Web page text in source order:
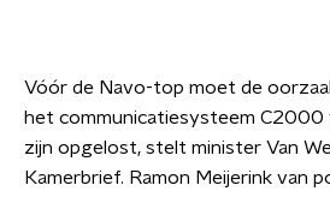
Vóór de Navo-top moet de
het communicatiesysteem C2000
zijn opgelost, stelt minister Van
Kamerbrief. Ramon Meijerink van